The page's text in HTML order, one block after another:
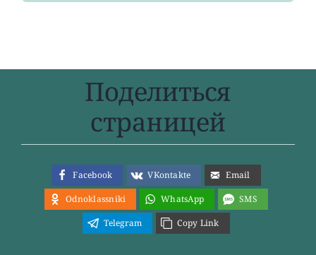
Поделиться
страницей
Facebook VKontakte
Email
Odnoklassniki
WhatsApp
SMS
Telegram
Copy Link